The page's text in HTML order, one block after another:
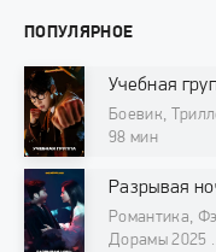
ПОПУЛЯРНОЕ
Учебная
Боевик,
98 мин
Разрывая
Романтика,
Дорамы 2025